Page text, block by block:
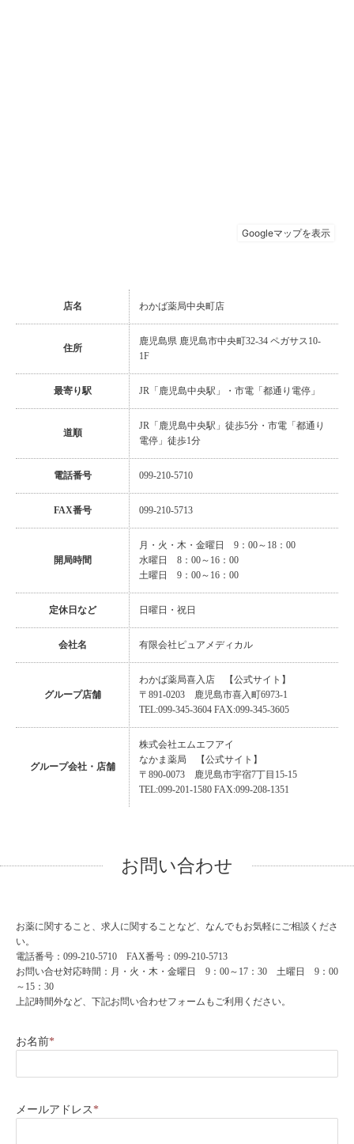
店名 わかば薬局中央町店
住所
鹿児島県 鹿児島市中央町32-34 ペガサス10-
1F
最寄り駅 JR「鹿児島中央駅」・市電「都通り電停」
道順
JR「鹿児島中央駅」徒歩5分・市電「都通り
電停」徒歩1分
電話番号 099-210-5710
FAX番号 099-210-5713
開局時間
月・火・木・金曜日 9：00～18：00
水曜日 8：00～16：00
土曜日 9：00～16：00
定休日など 日曜日・祝日
会社名 有限会社ピュアメディカル
グループ店舗
わかば薬局喜入店
【公式サイト】
〒891-0203 鹿児島市喜入町6973-1
TEL:099-345-3604 FAX:099-345-3605
グループ会社・店舗
株式会社エムエフアイ
なかま薬局
【公式サイト】
〒890-0073 鹿児島市宇宿7丁目15-15
TEL:099-201-1580 FAX:099-208-1351
お問い合わせ
お薬に関すること、求人に関することなど、なんでもお気軽にご相談くださ
い。
電話番号：099-210-5710 FAX番号：099-210-5713
お問い合せ対応時間：月・火・木・金曜日 9：00～17：30 土曜日 9：00
～15：30
上記時間外など、下記お問い合わせフォームもご利用ください。
お名前*
メールアドレス*